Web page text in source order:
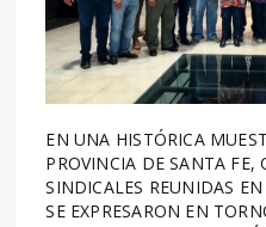
EN UNA HISTÓRICA
PROVINCIA DE SANTA FE,
SINDICALES REUNIDAS
SE EXPRESARON EN